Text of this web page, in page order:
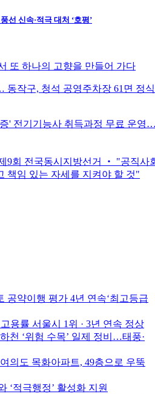
선 신속·적극 대처 ‘호평’
또 하나의 고향을 만들어 가다
동작구, 청석 공영주차장 61면 정
' 전기기능사 취득과정 무료 운영
9회 전국동시지방선거 ‧ "공직사
책임 있는 자세를 지켜야 할 것"
공약이행 평가 4년 연속‘최고등급
용률 서울시 1위 · 3년 연속 정상
천 ‘위험 수목’ 일제 정비…태풍·
의도 목화아파트, 49층으로 우뚝
‘적극행정’ 활성화 지원